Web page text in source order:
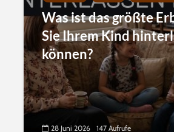
Was ist das größte
Sie Ihrem Kind
können?
28 Juni 2026 147 Aufrufe